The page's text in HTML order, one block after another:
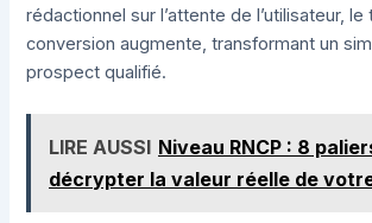
rédactionnel sur l’attente de l’utilisateur, le
conversion augmente, transformant un
prospect qualifié.
LIRE AUSSI Niveau RNCP : 8
décrypter la valeur réelle de